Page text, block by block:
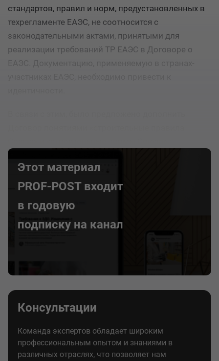
стандартов, правил и норм, предустановленных в
техрегламенте ЕАЭС, не соотносится с
законодательными актами, принятыми для
реализации требований ТР ЕАЭС в Договоре о
Этот материал
PROF-POST входит
в годовую
подписку на канал
Консультации
Команда экспертов обладает широким
профессиональным опытом и знаниями в
различных отраслях, что позволяет нам